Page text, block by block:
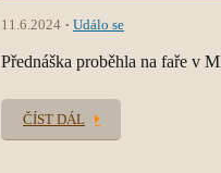
11.6.2024 Událo se
Přednáška proběhla na faře v
ČÍST DÁL